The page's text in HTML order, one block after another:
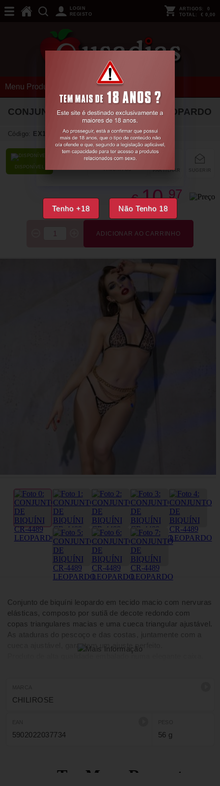
Tenho +18 Não Tenho 18
LOGIN
REGISTO
ARTIGOS: 0
TOTAL: € 0,00
Menu Produtos
CONJUNTO DE BIQUÍNI CR-4489 LEOPARDO
Código: EX19892
DISPONÍVEL
SUGERIR
PARTILHAR
FAVORITOS
€10,97
ADICIONAR AO CARRINHO
Conjunto de biquíni leopardo em tecido macio com nervuras
elásticas, composto por sutiã de decote redondo com
copas triangulares macias e uma cueca triangular ajustável.
As ataduras do pescoço e das costas, juntamente com a
cueca ajustável, garantem um ajuste perfeito.
Produto de alta qualidade embalado numa elegante caixa.
CHILIROSE
5902022037734 56 g